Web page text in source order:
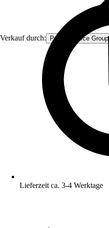
Verkauf durch: Procommerce Group
Lieferzeit ca. 3-4 Werktage